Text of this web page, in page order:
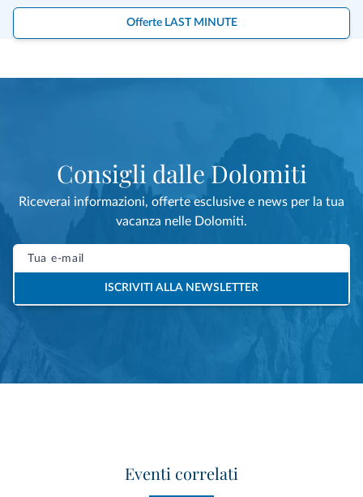
Offerte LAST MINUTE
Consigli dalle Dolomiti
Riceverai informazioni, offerte esclusive e news per la tua
vacanza nelle Dolomiti.
ISCRIVITI ALLA NEWSLETTER
Eventi correlati